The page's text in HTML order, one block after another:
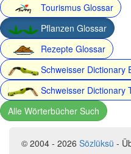
Tourismus Glossar
Pflanzen Glossar
Rezepte Glossar
Schweisser Dictionary
Schweisser Dictionary
Alle Wörterbücher Such
© 2004 - 2026 Sözlüksü -